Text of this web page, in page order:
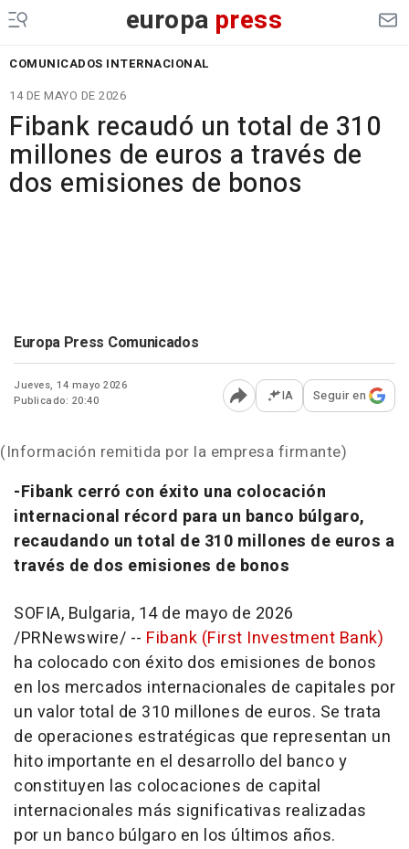
europa press
COMUNICADOS INTERNACIONAL
14 DE MAYO DE 2026
Fibank recaudó un total de 310
millones de euros a través de
dos emisiones de bonos
Europa Press Comunicados
Jueves, 14 mayo 2026
Publicado: 20:40
Abrir opciones para
IA Seguir en
(Información remitida por la empresa firmante)
-Fibank cerró con éxito una colocación
internacional récord para un banco búlgaro,
recaudando un total de 310 millones de euros a
través de dos emisiones de bonos
SOFIA, Bulgaria, 14 de mayo de 2026
/PRNewswire/ -- Fibank (First Investment Bank)
ha colocado con éxito dos emisiones de bonos
en los mercados internacionales de capitales por
un valor total de 310 millones de euros. Se trata
de operaciones estratégicas que representan un
hito importante en el desarrollo del banco y
constituyen las colocaciones de capital
internacionales más significativas realizadas
por un banco búlgaro en los últimos años.